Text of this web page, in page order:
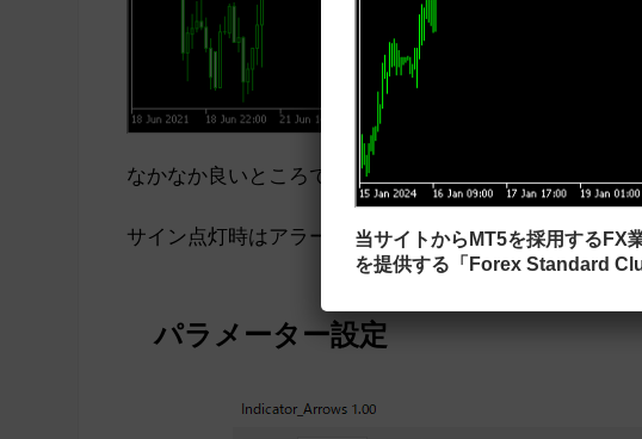
なかなか良いところでサインが出ています。
サイン点灯時はアラートやメール送信が可能です。
パラメーター設定
当サイトからMT5を採用するFX
を提供する「Forex Standard